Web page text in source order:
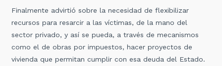
Finalmente advirtió sobre la necesidad de flexibilizar
recursos para resarcir a las víctimas, de la mano del
sector privado, y así se pueda, a través de mecanismos
como el de obras por impuestos,hacer proyectos de
vivienda que permitan cumplir con esa deuda del Estado.